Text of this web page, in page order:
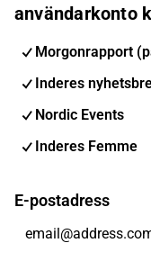
användarkonto
Morgonrapport
Inderes
Nordic Events
Inderes Femme
E-postadress